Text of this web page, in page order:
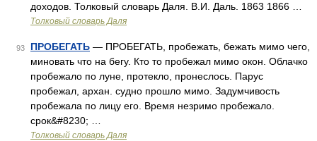
доходов. Толковый словарь Даля. В.И. Даль. 1863 1866 …
Толковый словарь Даля
93 ПРОБЕГАТЬ — ПРОБЕГАТЬ, пробежать, бежать мимо чего,
миновать что на бегу. Кто то пробежал мимо окон. Облачко
пробежало по луне, протекло, пронеслось. Парус
пробежал, архан. судно прошло мимо. Задумчивость
пробежала по лицу его. Время незримо пробежало.
срок&#8230; …
Толковый словарь Даля